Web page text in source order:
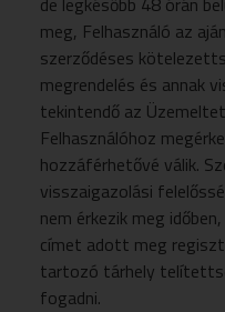
meg, Felhasználó az
szerződéses
megrendelés és annak
tekintendő az
Felhasználóhoz
hozzáférhetővé válik.
visszaigazolási
nem érkezik meg
címet adott meg
tartozó tárhely
fogadni.